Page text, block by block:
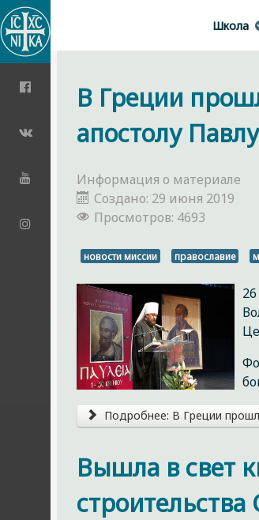
Школа
В Греции
апостолу Павлу
Информация о материале
Создано: 29 июня 2019
Просмотров: 4693
новости миссии православие
Подробнее: В Греции
Вышла в свет